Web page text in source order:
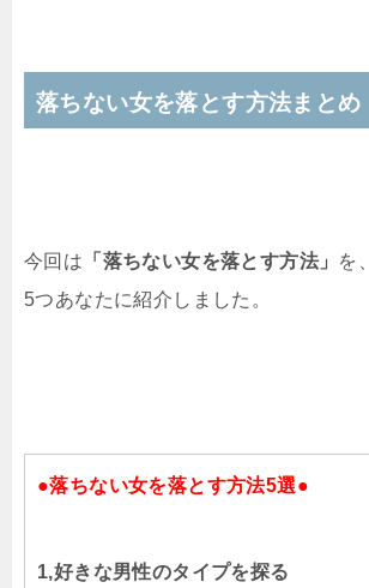
落ちない女を落とす方法まとめ
今回は 「落ちない女を落とす方法」 を、
5つあなたに紹介しました。
●落ちない女を落とす方法5選●
1,好きな男性のタイプを探る